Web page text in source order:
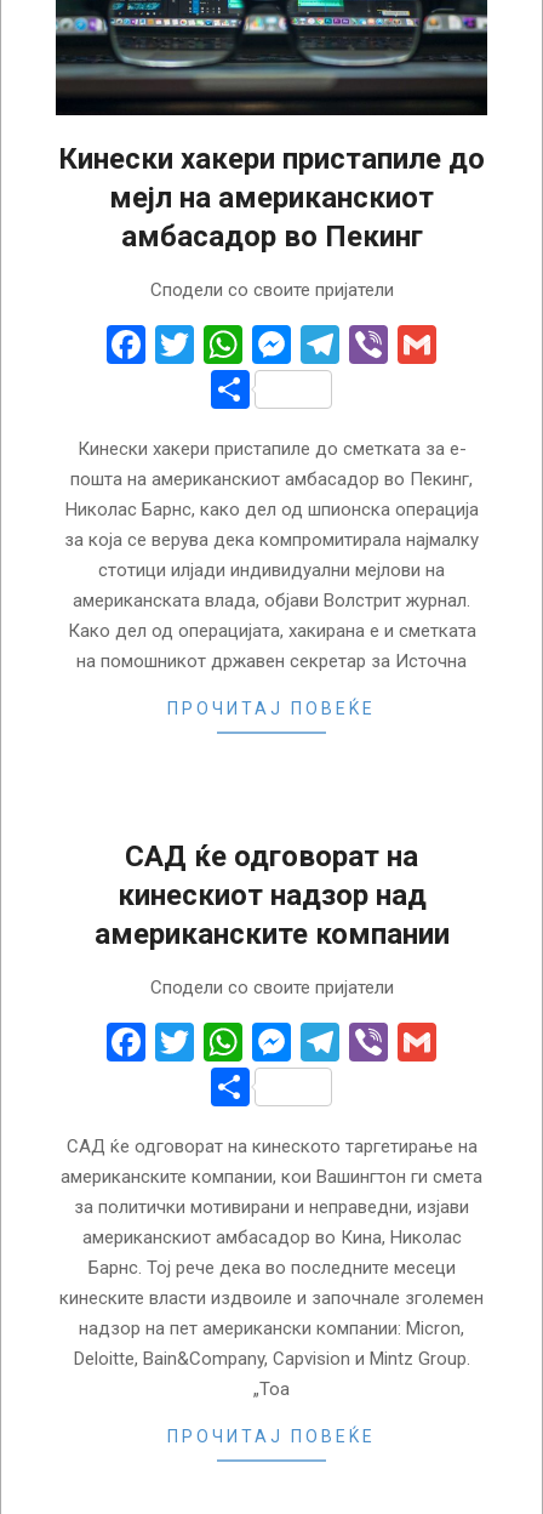
Кинески хакери пристапиле до
мејл на американскиот
амбасадор во Пекинг
Сподели со своите пријатели
Facebook
Twitter
WhatsApp
Messenger
Telegram
Viber
Share
Кинески хакери пристапиле до сметката за е-
пошта на американскиот амбасадор во Пекинг,
Николас Барнс, како дел од шпионска операција
за која се верува дека компромитирала најмалку
стотици илјади индивидуални мејлови на
американската влада, објави Волстрит журнал.
Како дел од операцијата, хакирана е и сметката
на помошникот државен секретар за Источна
ПРОЧИТАЈ ПОВЕЌЕ
САД ќе одговорат на
кинескиот надзор над
американските компании
Сподели со своите пријатели
Facebook
Twitter
WhatsApp
Messenger
Telegram
Viber
Share
САД ќе одговорат на кинеското таргетирање на
американските компании, кои Вашингтон ги смета
за политички мотивирани и неправедни, изјави
американскиот амбасадор во Кина, Николас
Барнс. Тој рече дека во последните месеци
кинеските власти издвоиле и започнале зголемен
надзор на пет американски компании: Micron,
Deloitte, Bain&Company, Capvision и Mintz Group.
„Тоа
ПРОЧИТАЈ ПОВЕЌЕ